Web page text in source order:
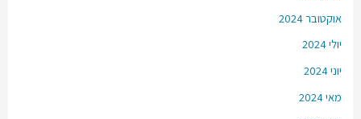
אוקטובר 2024
יולי 2024
יוני 2024
מאי 2024